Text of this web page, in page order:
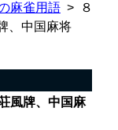
麻雀用語
８
、中国麻将
風牌、中国麻